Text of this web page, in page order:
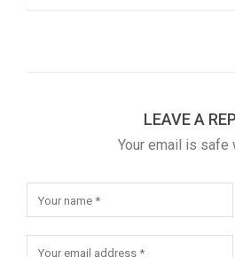
LEAVE A
Your email is safe